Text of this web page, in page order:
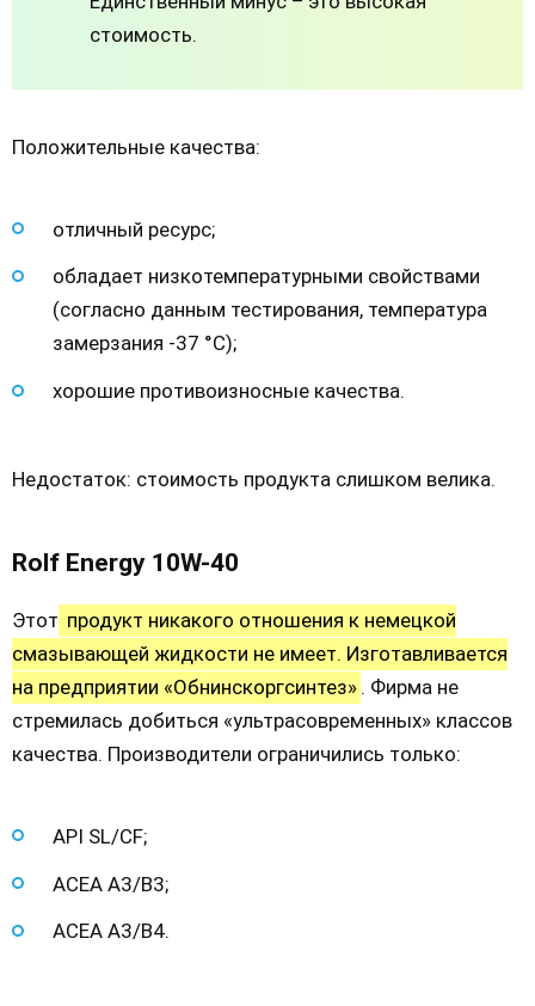
стоимость.
Положительные качества:
отличный ресурс;
обладает низкотемпературными свойствами
(согласно данным тестирования, температура
замерзания -37 °С);
хорошие противоизносные качества.
Недостаток: стоимость продукта слишком велика.
Rolf Energy 10W-40
Этот продукт никакого отношения к немецкой
смазывающей жидкости не имеет. Изготавливается
на предприятии «Обнинскоргсинтез» . Фирма не
стремилась добиться «ультрасовременных» классов
качества. Производители ограничились только:
АPI SL/CF;
ACEA A3/B3;
ACEA A3/B4.